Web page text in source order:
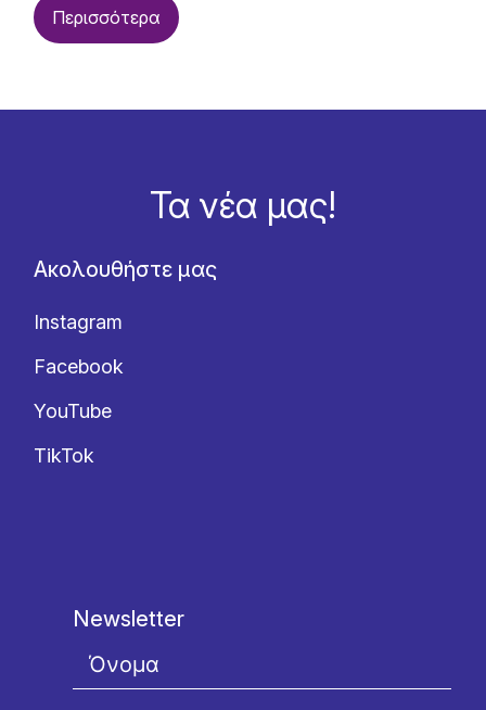
Περισσότερα
Τα νέα μας!
Ακολουθήστε μας
Instagram
Facebook
YouTube
TikTok
Newsletter